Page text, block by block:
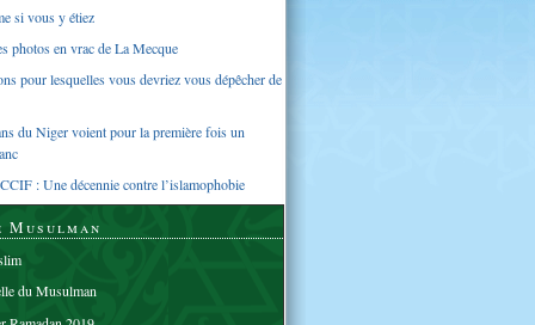
si vous y étiez
photos en vrac de La Mecque
pour lesquelles vous devriez vous dépêcher de
du Niger voient pour la première fois un
: Une décennie contre l’islamophobie
Musulman
du Musulman